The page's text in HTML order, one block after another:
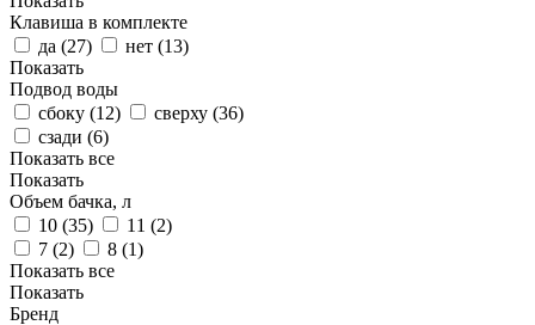
Клавиша в комплекте
да (27) нет (13)
Показать
Подвод воды
сбоку (12) сверху (36)
сзади (6)
Показать все
Показать
Объем бачка, л
10 (35) 11 (2)
7 (2) 8 (1)
Показать все
Показать
Бренд